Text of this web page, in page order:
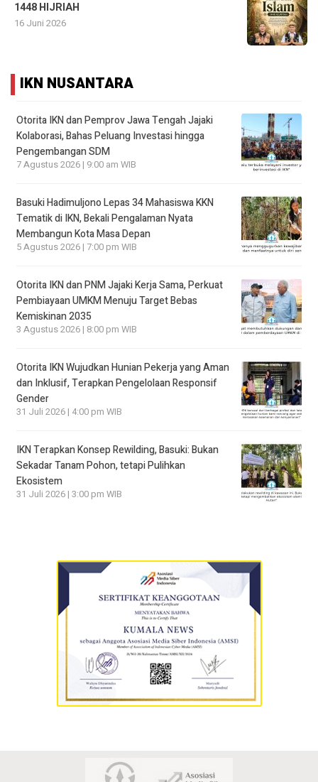
1448 HIJRIAH
16 Juni 2026
IKN NUSANTARA
Otorita IKN dan Pemprov Jawa Tengah Jajaki
Kolaborasi, Bahas Peluang Investasi hingga
Pengembangan SDM
7 Agustus 2026 | 9:00 am WIB
Basuki Hadimuljono Lepas 34 Mahasiswa KKN
Tematik di IKN, Bekali Pengalaman Nyata
Membangun Kota Masa Depan
5 Agustus 2026 | 7:00 pm WIB
Otorita IKN dan PNM Jajaki Kerja Sama, Perkuat
Pembiayaan UMKM Menuju Target Bebas
Kemiskinan 2035
3 Agustus 2026 | 8:00 pm WIB
Otorita IKN Wujudkan Hunian Pekerja yang Aman
dan Inklusif, Terapkan Pengelolaan Responsif
Gender
31 Juli 2026 | 4:00 pm WIB
IKN Terapkan Konsep Rewilding, Basuki: Bukan
Sekadar Tanam Pohon, tetapi Pulihkan
Ekosistem
31 Juli 2026 | 3:00 pm WIB